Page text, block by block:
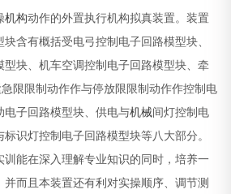
机构动作的外置执行机构拟真装置。装置
块含有概括受电弓控制电子回路模型块、
型块、机车空调控制电子回路模型块、牵
限限制动作作与停放限限制动作作控制电
电子回路模型块、供电与机械间灯控制电
识灯控制电子回路模型块等八大部分。
训能在深入理解专业知识的同时，培养一
而且本装置还有利对实操顺序、调节测